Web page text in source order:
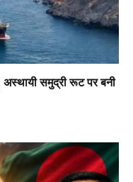
समुद्री रूट पर बनी